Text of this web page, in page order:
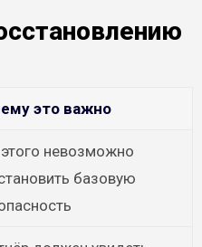
это важно
невозможно
базовую